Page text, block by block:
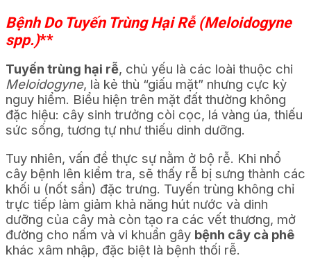
Bệnh Do Tuyến Trùng Hại Rễ (Meloidogyne
spp.)**
Tuyến trùng hại rễ, chủ yếu là các loài thuộc chi
Meloidogyne, là kẻ thù “giấu mặt” nhưng cực kỳ
nguy hiểm. Biểu hiện trên mặt đất thường không
đặc hiệu: cây sinh trưởng còi cọc, lá vàng úa, thiếu
sức sống, tương tự như thiếu dinh dưỡng.
Tuy nhiên, vấn đề thực sự nằm ở bộ rễ. Khi nhổ
cây bệnh lên kiểm tra, sẽ thấy rễ bị sưng thành các
khối u (nốt sần) đặc trưng. Tuyến trùng không chỉ
trực tiếp làm giảm khả năng hút nước và dinh
dưỡng của cây mà còn tạo ra các vết thương, mở
đường cho nấm và vi khuẩn gây bệnh cây cà phê
khác xâm nhập, đặc biệt là bệnh thối rễ.